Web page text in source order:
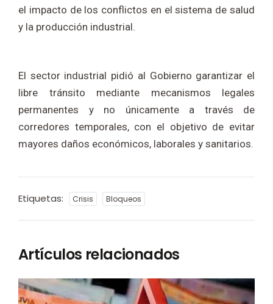
el impacto de los conflictos en el sistema de salud
y la producción industrial.
El sector industrial pidió al Gobierno garantizar el
libre tránsito mediante mecanismos legales
permanentes y no únicamente a través de
corredores temporales, con el objetivo de evitar
mayores daños económicos, laborales y sanitarios.
Etiquetas: Crisis Bloqueos
Artículos relacionados